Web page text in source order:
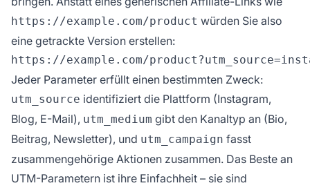
https://example.com/product würden Sie also
eine getrackte Version erstellen:
Jeder Parameter erfüllt einen bestimmten Zweck:
utm_source identifiziert die Plattform (Instagram,
Blog, E-Mail), utm_medium gibt den Kanaltyp an (Bio,
Beitrag, Newsletter), und utm_campaign fasst
zusammengehörige Aktionen zusammen. Das Beste an
UTM-Parametern ist ihre Einfachheit – sie sind